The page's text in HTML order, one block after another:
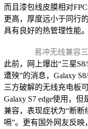
而且漆包线皮膜相对
更高，厚度远小于同行
具有良好的热管理性能。
易冲无线兼容
此前，网上爆出“三星
遭殃”的消息，Galaxy
三方破解的无线充电板可
Galaxy S7 edge使用，
兼容，表现症状为“断断
嗝”。更有国外网友反